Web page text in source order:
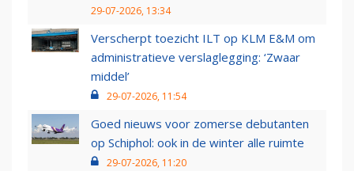
29-07-2026, 13:34
Verscherpt toezicht ILT op KLM E&M om
administratieve verslaglegging: ‘Zwaar
middel’
29-07-2026, 11:54
Goed nieuws voor zomerse debutanten
op Schiphol: ook in de winter alle ruimte
29-07-2026, 11:20